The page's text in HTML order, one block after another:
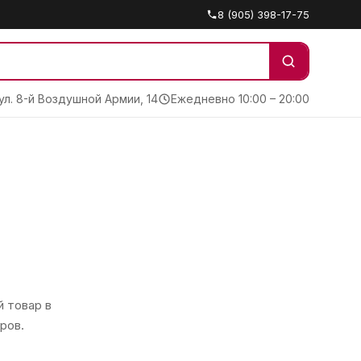
8 (905) 398-17-75
8-й Воздушной Армии, 14 Ежедневно 10:00 – 20:00
товар в